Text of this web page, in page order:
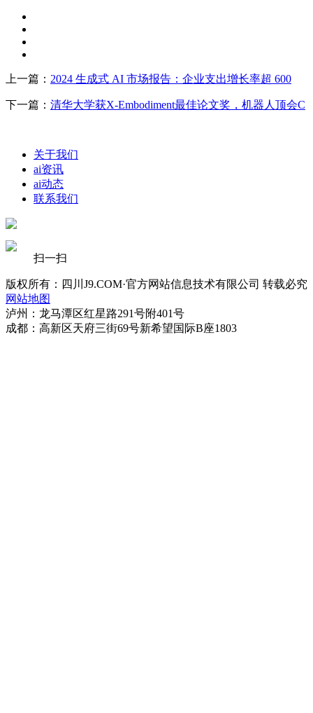
上一篇： 2024 生成式 AI 市场报告：企业支出增长率超 600
下一篇： 清华大学获X-Embodiment最佳论文奖，机器人顶会C
关于我们
ai资讯
ai动态
联系我们
扫一扫
版权所有：四川J9.COM·官方网站信息技术有限公司 转载必究
网站地图
泸州：龙马潭区红星路291号附401号
成都：高新区天府三街69号新希望国际B座1803